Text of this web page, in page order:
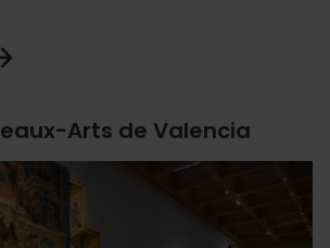
Arts de Valencia